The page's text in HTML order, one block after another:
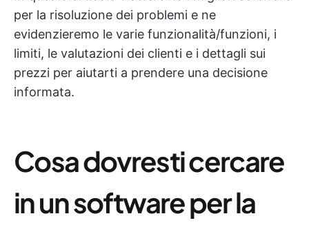
per la risoluzione dei problemi e ne
evidenzieremo le varie funzionalità/funzioni, i
limiti, le valutazioni dei clienti e i dettagli sui
prezzi per aiutarti a prendere una decisione
informata.
Cosa dovresti cercare
in un software per la